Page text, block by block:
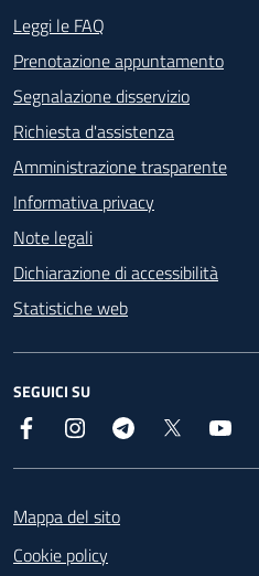
Footer - Contatti
Leggi le FAQ
Prenotazione appuntamento
Segnalazione disservizio
Richiesta d'assistenza
Amministrazione trasparente
Informativa privacy
Note legali
Dichiarazione di accessibilità
Statistiche web
SEGUICI SU
Facebook InstagramTelegram
Mappa del sito
Cookie policy